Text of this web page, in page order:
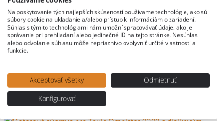
Domov MARKÍZY & STANY / MARKÍZY /
Príslušenstvo
markízy/ Motorová súprava pre Thule Omnistor 9200 s
diaľkovým ovládaním
[br-wapl-all]
Na poskytovanie tých najlepších skúseností používame technológie, ako sú
súbory cookie na ukladanie a/alebo prístup k informáciám o zariadení.
Súhlas s týmito technológiami nám umožní spracovávať údaje, ako je
správanie pri prehliadaní alebo jedinečné ID na tejto stránke. Nesúhlas
alebo odvolanie súhlasu môže nepriaznivo ovplyvniť určité vlastnosti a
funkcie.
Akceptovať všetky
Odmietnuť
Konfigurovať